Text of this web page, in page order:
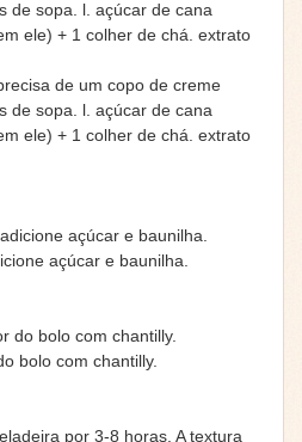
de um copo de creme
de sopa. l. açúcar de cana
ele) + 1 colher de chá. extrato
açúcar e baunilha.
bolo com chantilly.